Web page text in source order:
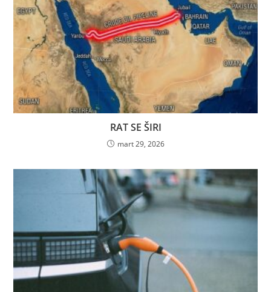
RAT SE ŠIRI
mart 29, 2026